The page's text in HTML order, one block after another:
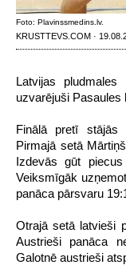
Foto: Plavinssmedins.lv.
KRUSTTEVS.COM ·
Latvijas
uzvarējuši Pasaules
Finālā pretī stājās
Pirmajā setā
Izdevās gūt
Veiksmīgāk
panāca pārsvaru
Otrajā setā latvieši
Austrieši panāca
Galotnē austrieši